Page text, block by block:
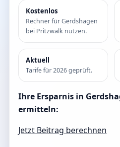
Kostenlos
Rechner für Gerdshagen
bei Pritzwalk nutzen.
Aktuell
Tarife für 2026 geprüft.
Ihre Ersparnis in
ermitteln:
Jetzt Beitrag berechnen